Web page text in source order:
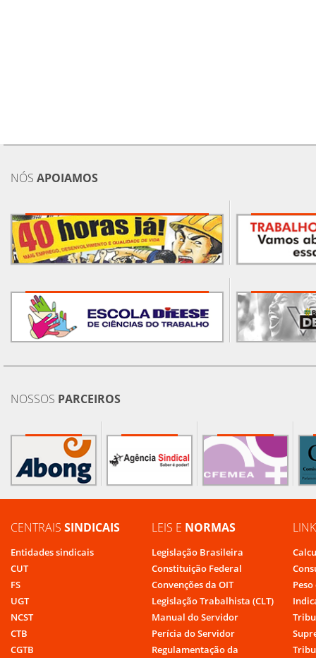
NÓS APOIAMOS
NOSSOS PARCEIROS
CENTRAIS SINDICAIS
Entidades sindicais
CUT
FS
UGT
NCST
CTB
CGTB
LEIS E NORMAS
Legislação Brasileira
Constituição Federal
Convenções da OIT
Legislação Trabalhista (CLT)
Manual do Servidor
Perícia do Servidor
Regulamentação da